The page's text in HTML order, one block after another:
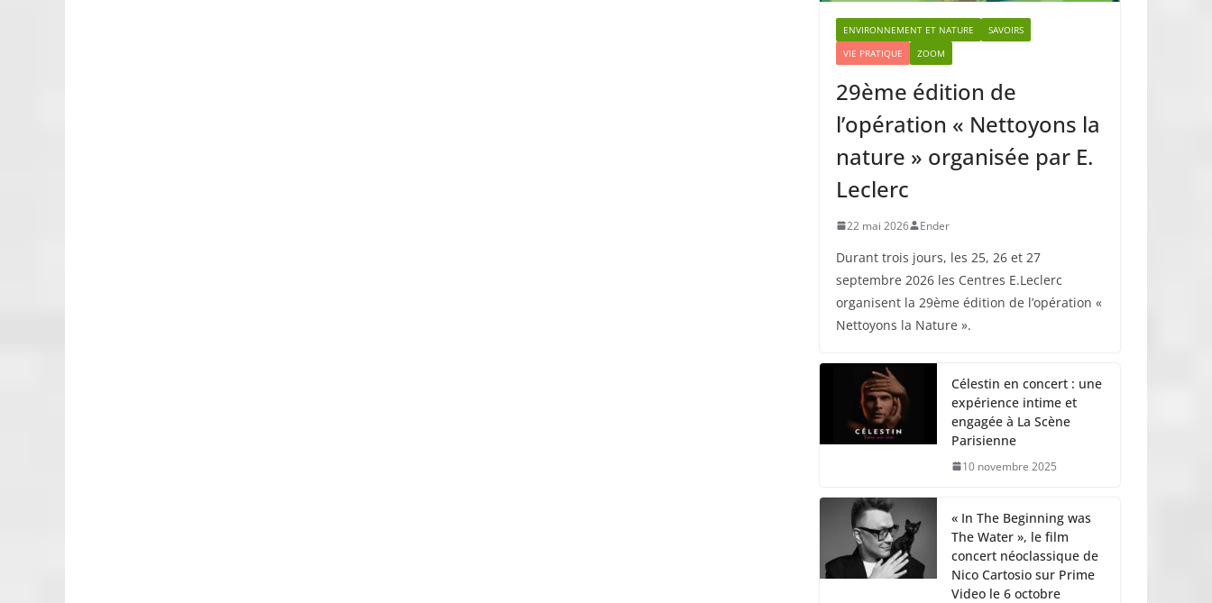
ENVIRONNEMENT ET NATURE
SAVOIRS
VIE PRATIQUE
ZOOM
29ème édition de
l’opération « Nettoyons la
nature » organisée par E.
Leclerc
22 mai 2026 Ender
Durant trois jours, les 25, 26 et 27
septembre 2026 les Centres E.Leclerc
organisent la 29ème édition de l’opération «
Nettoyons la Nature ».
Célestin en concert : une
expérience intime et
engagée à La Scène
Parisienne
10 novembre 2025
« In The Beginning was
The Water », le film
concert néoclassique de
Nico Cartosio sur Prime
Video le 6 octobre